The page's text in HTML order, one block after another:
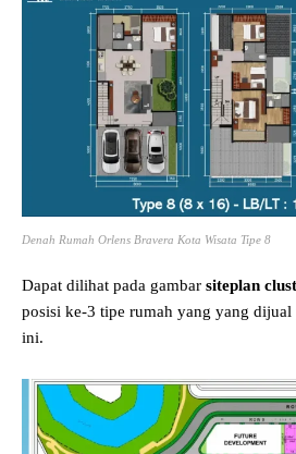
Denah Rumah Orlens Bravera Kota Wisata Tipe 8
Dapat dilihat pada gambar siteplan
posisi ke-3 tipe rumah yang yang dijual
ini.